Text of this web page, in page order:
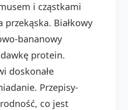
i cząstkami
Białkowy
bananowy
protein.
doskonałe
Przepisy-
co jest